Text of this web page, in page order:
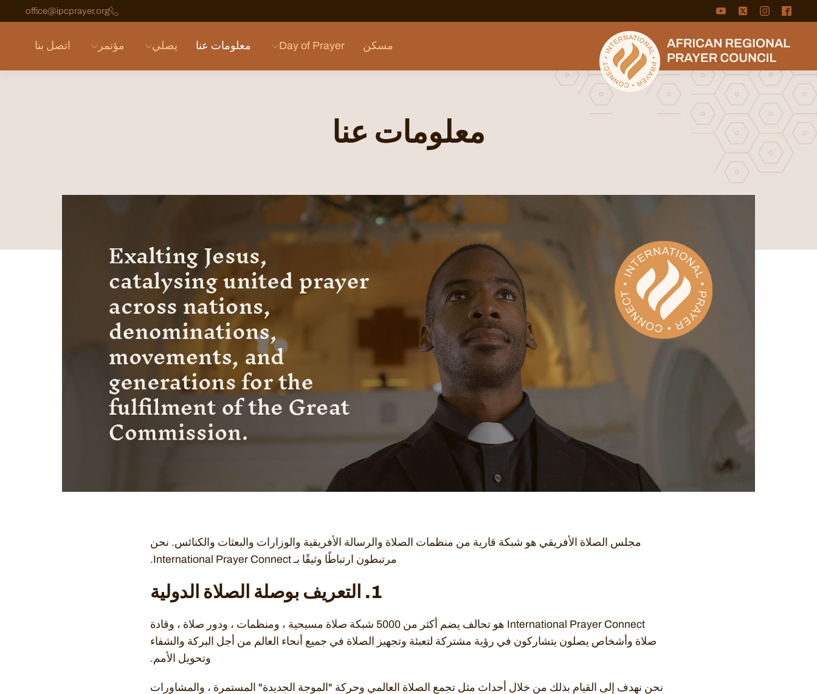
office@ipcprayer.org
مسكن Day of Prayer معلومات عنا يصلي مؤتمر اتصل بنا
معلومات عنا
مجلس الصلاة الأفريقي هو شبكة قارية من منظمات الصلاة والرسالة الأفريقية والوزارات والبعثات والكنائس. نحن
مرتبطون ارتباطًا وثيقًا بـ International Prayer Connect.
1. التعريف بوصلة الصلاة الدولية
International Prayer Connect هو تحالف يضم أكثر من 5000 شبكة صلاة مسيحية ، ومنظمات ، ودور صلاة ، وقادة
صلاة وأشخاص يصلون يتشاركون في رؤية مشتركة لتعبئة وتجهيز الصلاة في جميع أنحاء العالم من أجل البركة والشفاء
وتحويل الأمم.
نحن نهدف إلى القيام بذلك من خلال أحداث مثل تجمع الصلاة العالمي وحركة "الموجة الجديدة" المستمرة ، والمشاورات